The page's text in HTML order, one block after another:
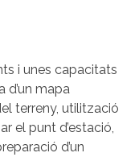
i unes capacitats
d’un mapa
terreny, utilització
el punt d’estació,
d’un